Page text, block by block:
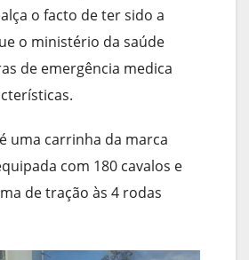
o facto de ter sido a
o ministério da saúde
de emergência medica
uma carrinha da marca
com 180 cavalos e
de tração às 4 rodas